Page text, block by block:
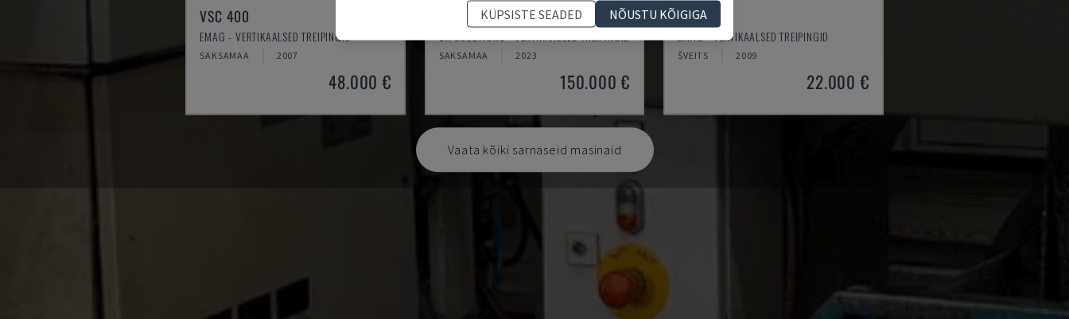
VSC 400
EMAG - VERTIKAALSED TREIPINGID
SAKSAMAA 2007
48.000 €
PUMA V8300MR
DN SOLUTIONS - VERTIKAALSED TREIPINGID
SAKSAMAA 2023
150.000 €
VTC 250
EMAG - VERTIKAALSED TREIPINGID
ŠVEITS 2009
22.000 €
Vaata kõiki sarnaseid masinaid
KÜPSISTE SEADED
NÕUSTU KÕIGIGA